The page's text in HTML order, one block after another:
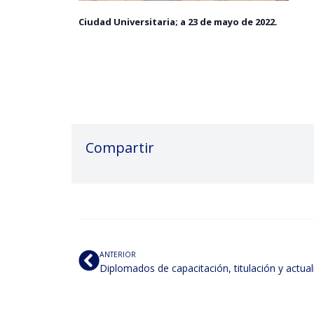
Ciudad Universitaria; a 23 de mayo de 2022.
Compartir
ANTERIOR
Diplomados de capacitación, titulación y